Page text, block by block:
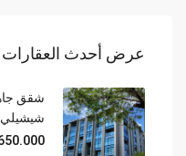
عرض أحدث العقارات
شقق